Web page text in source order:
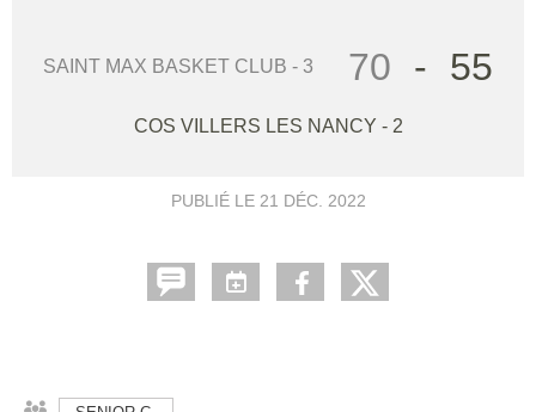
SAINT MAX BASKET CLUB - 3 70 - 55
COS VILLERS LES NANCY - 2
PUBLIÉ LE 21 DÉC. 2022